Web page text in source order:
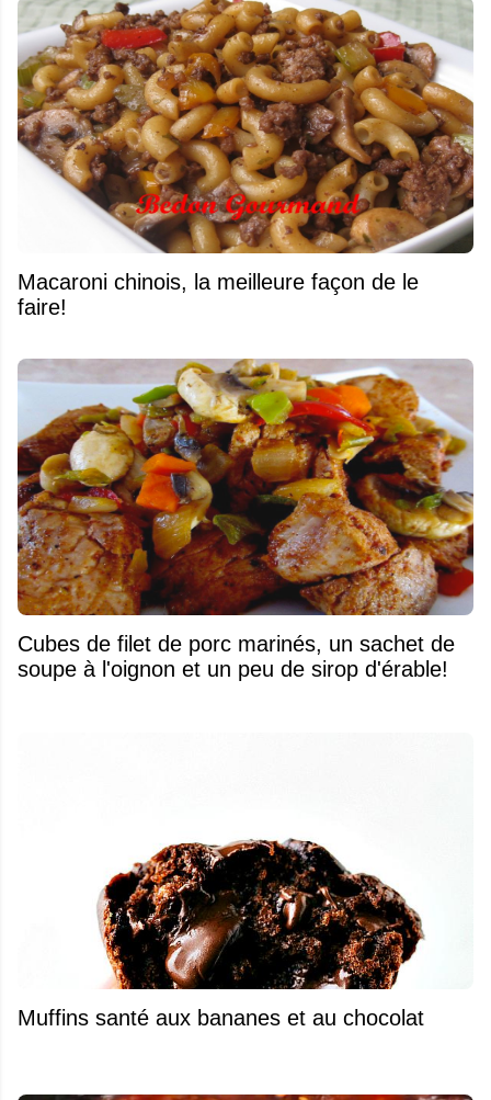
Macaroni chinois, la meilleure façon de le
faire!
Cubes de filet de porc marinés, un sachet de
soupe à l'oignon et un peu de sirop d'érable!
Muffins santé aux bananes et au chocolat